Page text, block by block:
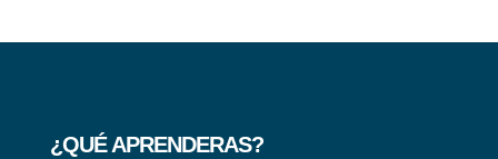
¿QUÉ APRENDERAS?